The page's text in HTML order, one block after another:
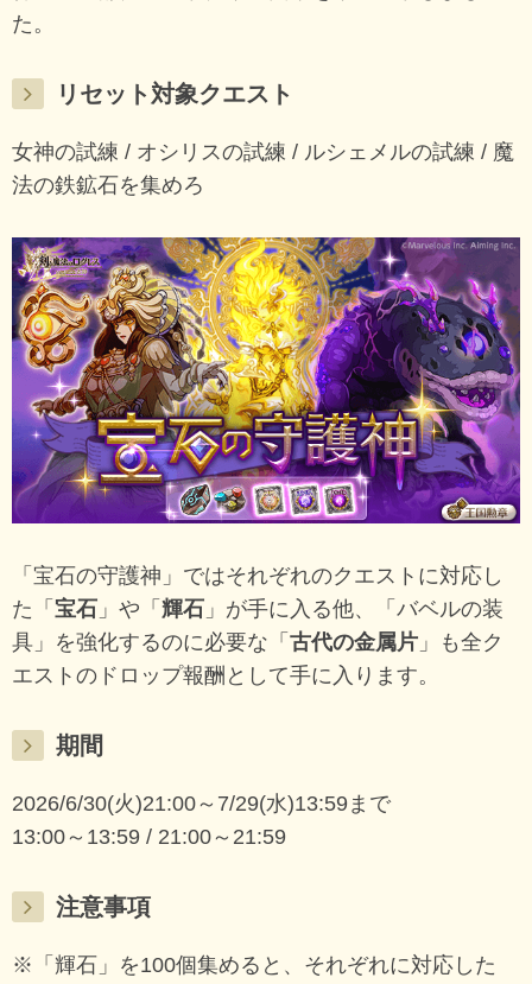
た。
リセット対象クエスト
女神の試練 / オシリスの試練 / ルシェメルの試練 / 魔
法の鉄鉱石を集めろ
「宝石の守護神」ではそれぞれのクエストに対応し
た「 宝石 」や「 輝石 」が手に入る他、「バベルの装
具」を強化するのに必要な「 古代の金属片 」も全ク
エストのドロップ報酬として手に入ります。
期間
2026/6/30(火)21:00～7/29(水)13:59まで
13:00～13:59 / 21:00～21:59
注意事項
※「輝石」を100個集めると、それぞれに対応した